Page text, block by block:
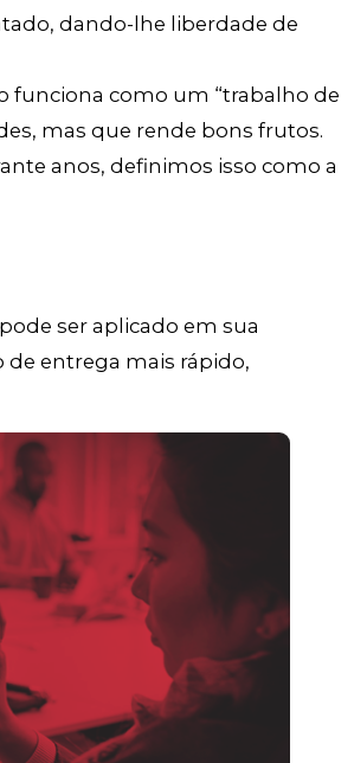
dando-lhe liberdade de
funciona como um “trabalho de
mas que rende bons frutos.
anos, definimos isso como a
ser aplicado em sua
de entrega mais rápido,